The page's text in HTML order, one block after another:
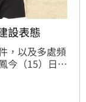
設表態
，以及多處頻
今（15）日痛
而不對基泰